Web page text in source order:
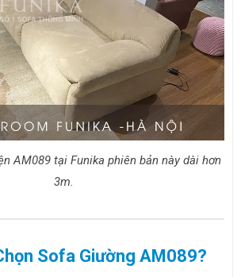
AM089 tại Funika phiên bản này dài hơn
3m.
Sofa Giường AM089?